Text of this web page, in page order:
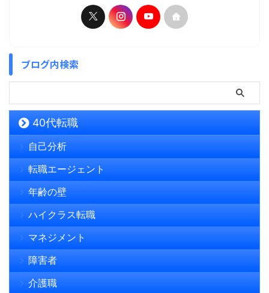
ブログ内検索
40代転職
自己分析
転職エージェント
年齢の壁
ハイクラス転職
マネジメント
障害者
介護職